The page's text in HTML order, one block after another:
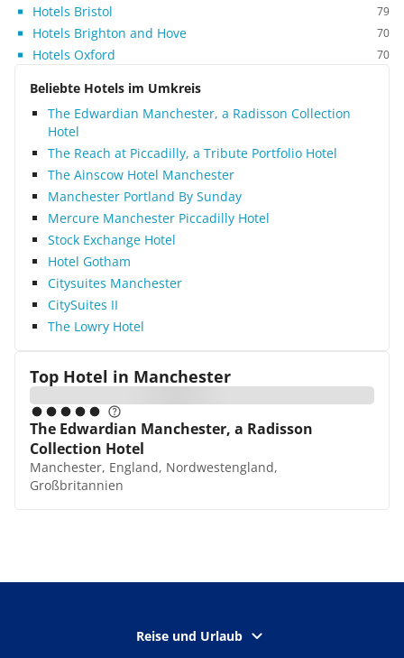
Hotels Bristol 79
Hotels Brighton and Hove 70
Hotels Oxford 70
Beliebte Hotels im Umkreis
The Edwardian Manchester, a Radisson Collection
Hotel
The Reach at Piccadilly, a Tribute Portfolio Hotel
The Ainscow Hotel Manchester
Manchester Portland By Sunday
Mercure Manchester Piccadilly Hotel
Stock Exchange Hotel
Hotel Gotham
Citysuites Manchester
CitySuites II
The Lowry Hotel
Top Hotel in Manchester
The Edwardian Manchester, a Radisson
Collection Hotel
Manchester, England, Nordwestengland,
Großbritannien
Reise und Urlaub